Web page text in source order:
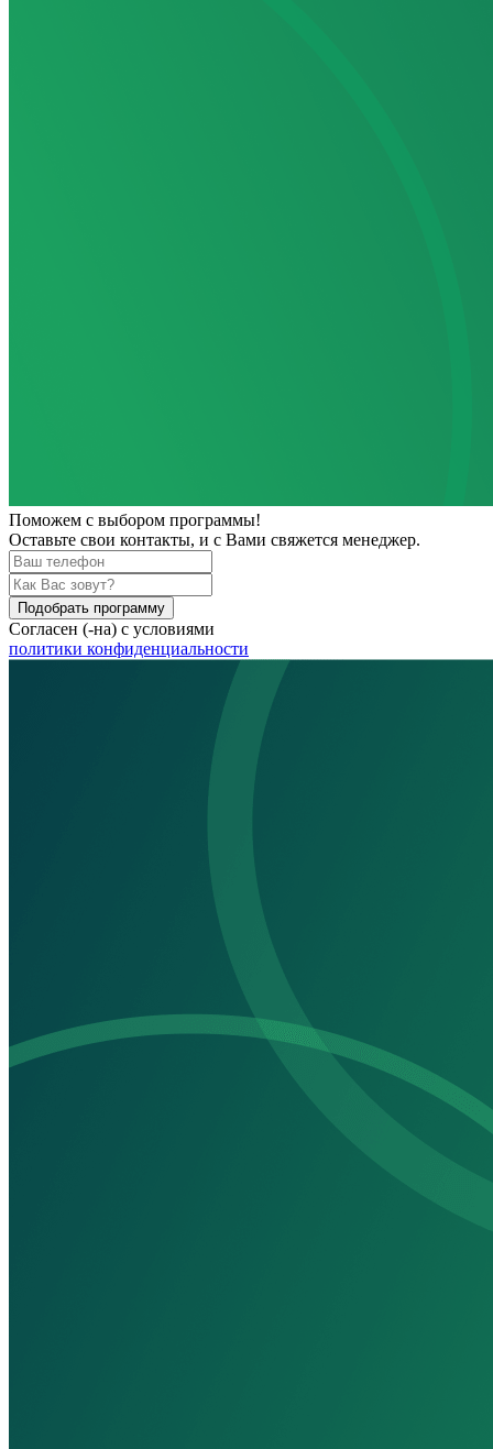
Поможем с выбором программы!
Оставьте свои контакты, и с Вами свяжется менеджер.
Подобрать программу
Согласен (-на) с условиями
политики конфиденциальности